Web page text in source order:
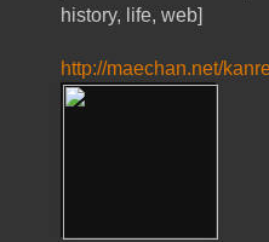
history, life, web]
http://maechan.net/